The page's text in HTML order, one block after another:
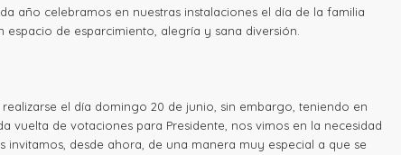
año celebramos en nuestras instalaciones el día de la familia
de esparcimiento, alegría y sana diversión.
el día domingo 20 de junio, sin embargo, teniendo en
vuelta de votaciones para Presidente, nos vimos en la necesidad
invitamos, desde ahora, de una manera muy especial a que se